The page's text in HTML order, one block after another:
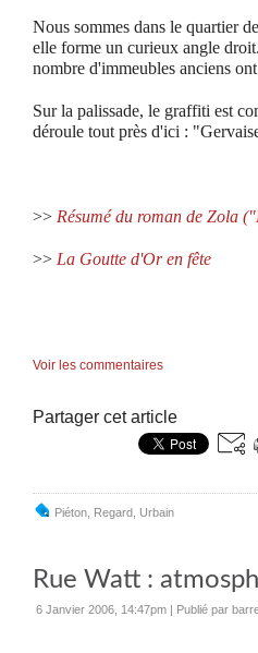
Nous sommes dans le quartier
elle forme un curieux angle
nombre d'immeubles anciens
Sur la palissade, le graffiti est
déroule tout près d'ici :
>> Résumé du roman de Zola
>> La Goutte d'Or en fête
Voir les commentaires
Partager cet article
Piéton Regard Urbain
Rue Watt :
6 Janvier 2006, 14:47pm | Publié par